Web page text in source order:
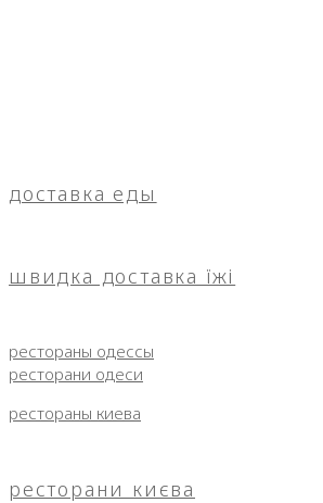
доставка еды
швидка доставка їжі
рестораны одессы
ресторани одеси
рестораны киева
ресторани києва